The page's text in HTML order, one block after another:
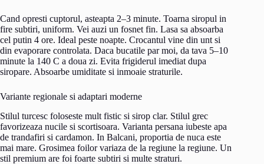
Cand opresti cuptorul, asteapta 2–3 minute. Toarna siropul in
fire subtiri, uniform. Vei auzi un fosnet fin. Lasa sa absoarba
cel putin 4 ore. Ideal peste noapte. Crocantul vine din unt si
din evaporare controlata. Daca bucatile par moi, da tava 5–10
minute la 140 C a doua zi. Evita frigiderul imediat dupa
siropare. Absoarbe umiditate si inmoaie straturile.
Variante regionale si adaptari moderne
Stilul turcesc foloseste mult fistic si sirop clar. Stilul grec
favorizeaza nucile si scortisoara. Varianta persana iubeste apa
de trandafiri si cardamon. In Balcani, proportia de nuca este
mai mare. Grosimea foilor variaza de la regiune la regiune. Un
stil premium are foi foarte subtiri si multe straturi.